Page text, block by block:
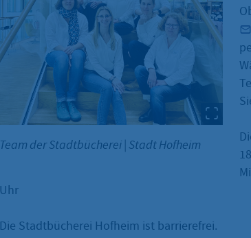
Team der Stadtbücherei Stadt Hofheim
Uhr
Die Stadtbücherei Hofheim ist barrierefrei.